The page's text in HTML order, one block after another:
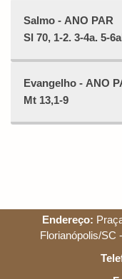
Salmo - ANO PAR
Sl 70, 1-2. 3-4a. 5-
Evangelho - ANO
Mt 13,1-9
Endereço:
Florianópolis/SC